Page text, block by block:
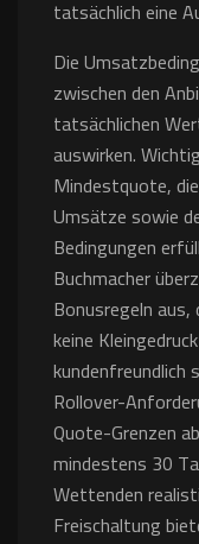
tatsächlich eine
Die
zwischen den
tatsächlichen
auswirken.
Mindestquote,
Umsätze sowie
Bedingungen
Buchmacher
Bonusregeln
keine
kundenfreundlich
Rollover-
Quote-Grenzen
mindestens 30
Wettenden
Freischaltung